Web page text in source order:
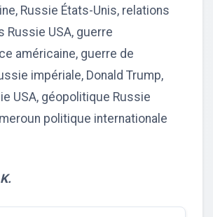
Russie États-Unis, relations
Russie USA, guerre
américaine, guerre de
impériale, Donald Trump,
USA, géopolitique Russie
politique internationale